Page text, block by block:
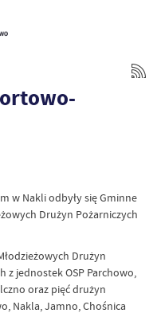
w Nakli odbyły się Gminne
Drużyn Pożarniczych
Drużyn
z jednostek OSP Parchowo,
oraz pięć drużyn
Nakla, Jamno, Chośnica